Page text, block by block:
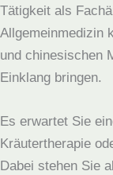
Tätigkeit als
Allgemeinmedizin
und chinesischen
Einklang bringen.
Es erwartet Sie
Kräutertherapie
Dabei stehen Sie